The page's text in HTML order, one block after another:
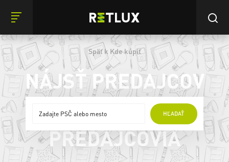
Späť k Kde kúpiť
NÁJSŤ PREDAJCOV
HĽADAŤ
ONLINE
PREDAJCOVIA